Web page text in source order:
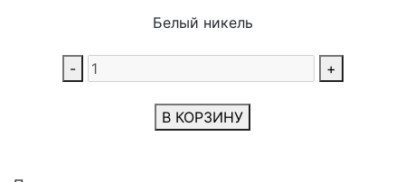
Белый никель
- +
В КОРЗИНУ